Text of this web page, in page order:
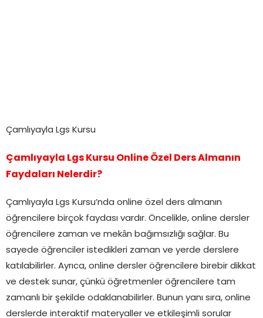
Çamlıyayla Lgs Kursu
Çamlıyayla Lgs Kursu Online Özel Ders Almanın
Faydaları Nelerdir?
Çamlıyayla Lgs Kursu’nda online özel ders almanın
öğrencilere birçok faydası vardır. Öncelikle, online dersler
öğrencilere zaman ve mekân bağımsızlığı sağlar. Bu
sayede öğrenciler istedikleri zaman ve yerde derslere
katılabilirler. Ayrıca, online dersler öğrencilere birebir dikkat
ve destek sunar, çünkü öğretmenler öğrencilere tam
zamanlı bir şekilde odaklanabilirler. Bunun yanı sıra, online
derslerde interaktif materyaller ve etkileşimli sorular